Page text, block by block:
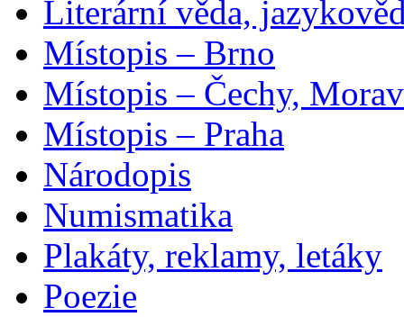
Literární věda,
Místopis – Brno
Místopis – Čechy,
Místopis – Praha
Národopis
Numismatika
Plakáty, reklamy, letáky
Poezie